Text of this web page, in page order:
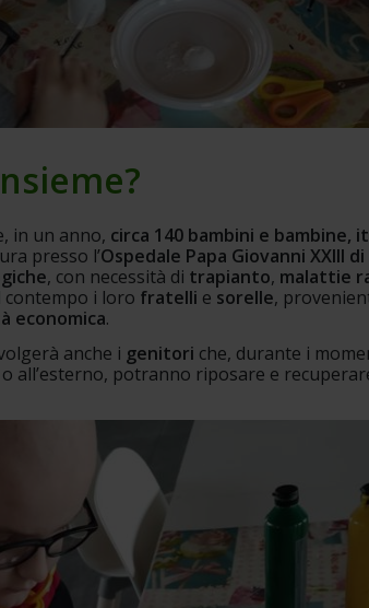
in un anno, circa 140 bambini e bambine,
presso l’Ospedale Papa Giovanni XXIII
, con necessità di trapianto, malattie
contempo i loro fratelli e sorelle,
economica.
anche i genitori che, durante i
all’esterno, potranno riposare e